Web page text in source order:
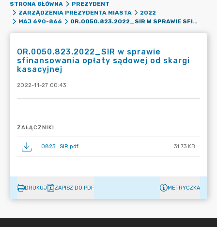
STRONA GŁÓWNA
PREZYDENT
ZARZĄDZENIA PREZYDENTA MIASTA
2022
MAJ 690-866
OR.0050.823.2022_SIR W SPRAWIE SFINANSOWANIA OPŁATY SĄDOWEJ OD SKARGI KASACYJNEJ
OR.0050.823.2022_SIR w sprawie
sfinansowania opłaty sądowej od skargi
kasacyjnej
2022-11-27 00:43
ZAŁĄCZNIKI
0823_SIR.pdf 31.73 KB
DRUKUJ ZAPISZ DO PDF METRYCZKA